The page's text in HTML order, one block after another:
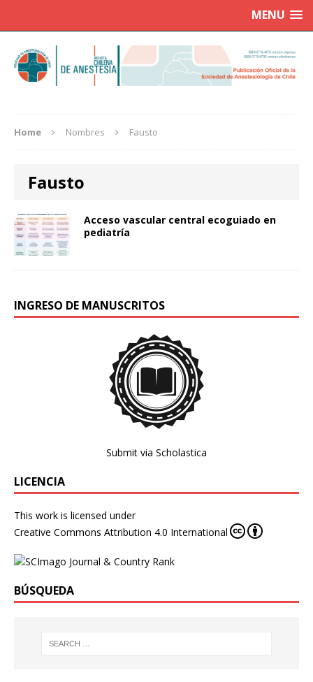
MENU
Home Nombres Fausto
Fausto
Acceso vascular central ecoguiado en
pediatría
INGRESO DE MANUSCRITOS
Submit via Scholastica
LICENCIA
This work is licensed under
Creative Commons Attribution 4.0 International
BÚSQUEDA